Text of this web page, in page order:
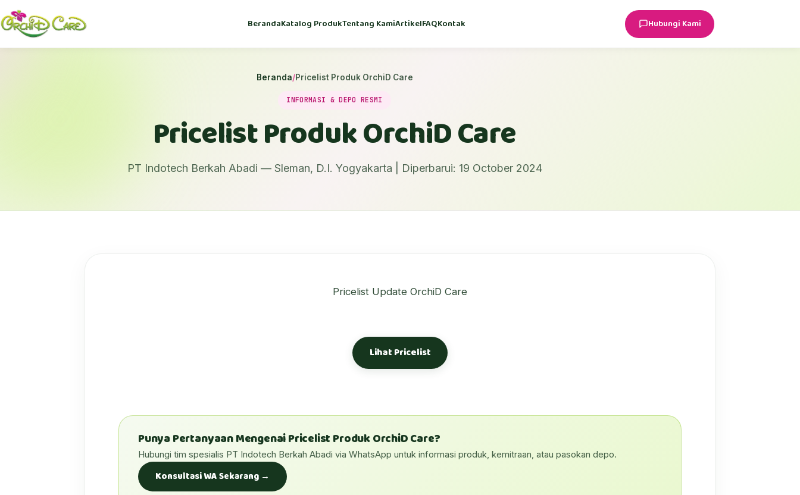
BerandaKatalog ProdukTentang KamiArtikelFAQKontak Hubungi Kami
Beranda/Pricelist Produk OrchiD Care
INFORMASI & DEPO RESMI
Pricelist Produk OrchiD Care
PT Indotech Berkah Abadi — Sleman, D.I. Yogyakarta | Diperbarui: 19 October 2024
Pricelist Update OrchiD Care
Lihat Pricelist
Punya Pertanyaan Mengenai Pricelist Produk OrchiD Care?
Hubungi tim spesialis PT Indotech Berkah Abadi via WhatsApp untuk informasi produk, kemitraan, atau pasokan depo.
Konsultasi WA Sekarang →